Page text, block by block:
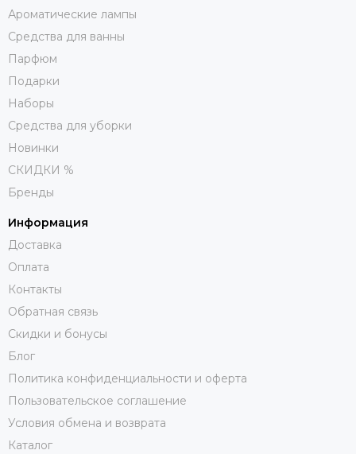
Ароматические лампы
Средства для ванны
Парфюм
Подарки
Наборы
Средства для уборки
Новинки
СКИДКИ %
Бренды
Информация
Доставка
Оплата
Контакты
Обратная связь
Скидки и бонусы
Блог
Политика конфиденциальности и оферта
Пользовательское соглашение
Условия обмена и возврата
Каталог